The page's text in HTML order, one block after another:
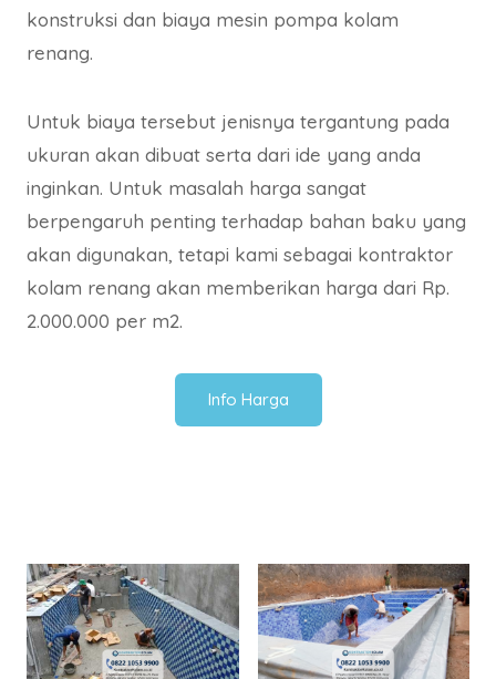
konstruksi dan biaya mesin pompa kolam
renang.
Untuk biaya tersebut jenisnya tergantung pada
ukuran akan dibuat serta dari ide yang anda
inginkan. Untuk masalah harga sangat
berpengaruh penting terhadap bahan baku yang
akan digunakan, tetapi kami sebagai kontraktor
kolam renang akan memberikan harga dari Rp.
2.000.000 per m2.
Info Harga